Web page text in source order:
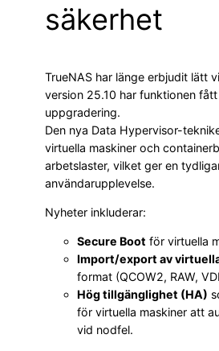
säkerhet
TrueNAS har länge erbjudit lätt
version 25.10 har funktionen
uppgradering.
Den nya Data Hypervisor-
virtuella maskiner och
arbetslaster, vilket ger en
användarupplevelse.
Nyheter inkluderar:
Secure Boot för virtuella
Import/export av
format (QCOW2, RAW,
Hög tillgänglighet (HA)
för virtuella maskiner att
vid nodfel.